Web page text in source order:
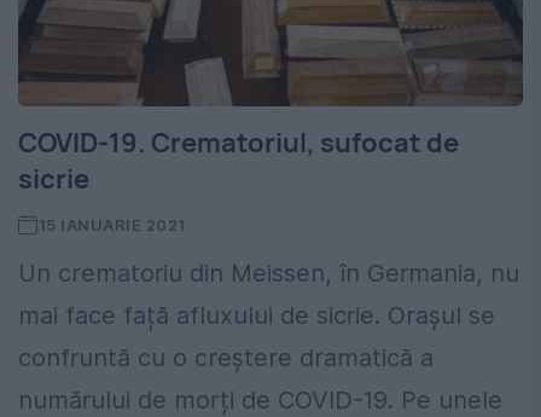
COVID-19. Crematoriul, sufocat de
sicrie
15 IANUARIE 2021
Un crematoriu din Meissen, în Germania, nu
mai face față afluxului de sicrie. Orașul se
confruntă cu o creștere dramatică a
numărului de morți de COVID-19. Pe unele